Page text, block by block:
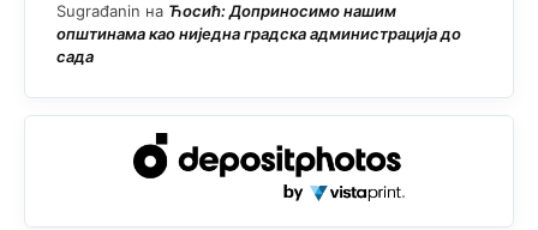
Sugrađanin на Ћосић: Доприносимо нашим
општинама као ниједна градска администрација до
сада